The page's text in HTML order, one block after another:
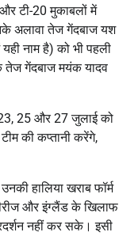
टी-20 मुकाबलों में
अलावा तेज गेंदबाज यश
नाम है) को भी पहली
तेज गेंदबाज मयंक यादव
23, 25 और 27 जुलाई को
की कप्तानी करेंगे,
हालिया खराब फॉर्म
और इंग्लैंड के खिलाफ
नहीं कर सके। इसी